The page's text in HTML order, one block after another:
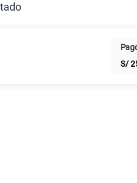
Cuotas
S/